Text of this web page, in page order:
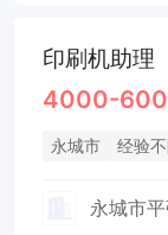
印刷机助理
4000-
永城市 经验
永城市